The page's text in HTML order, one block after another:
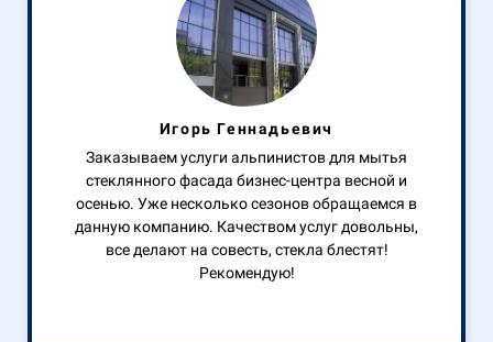
Игорь Геннадьевич
Заказываем услуги альпинистов для мытья
стеклянного фасада бизнес-центра весной и
осенью. Уже несколько сезонов обращаемся в
данную компанию. Качеством услуг довольны,
все делают на совесть, стекла блестят!
Рекомендую!